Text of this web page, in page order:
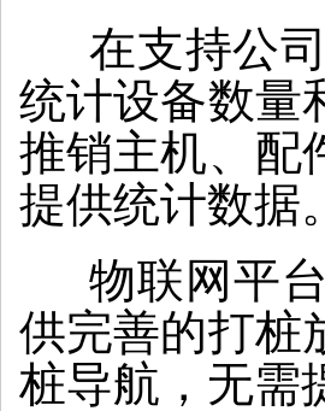
在支持公司
统计设备数量
推销主机、配
提供统计数据。
物联网平台
供完善的打桩
桩导航，无需